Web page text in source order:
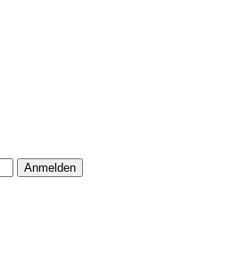
Anmelden